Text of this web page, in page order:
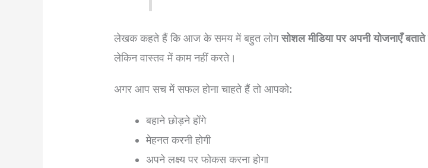
लेखक कहते हैं कि आज के समय में बहुत लोगसोशल मीडिया पर अपनी योजनाएँ
लेकिन वास्तव में काम नहीं करते।
अगर आप सच में सफल होना चाहते हैं तो आपको:
बहाने छोड़ने होंगे
मेहनत करनी होगी
अपने लक्ष्य पर फोकस करना होगा